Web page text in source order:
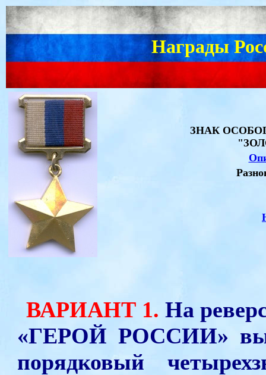
Награды
ЗНАК
ВАРИАНТ 1. На
«ГЕРОЙ РОССИИ»
порядковый